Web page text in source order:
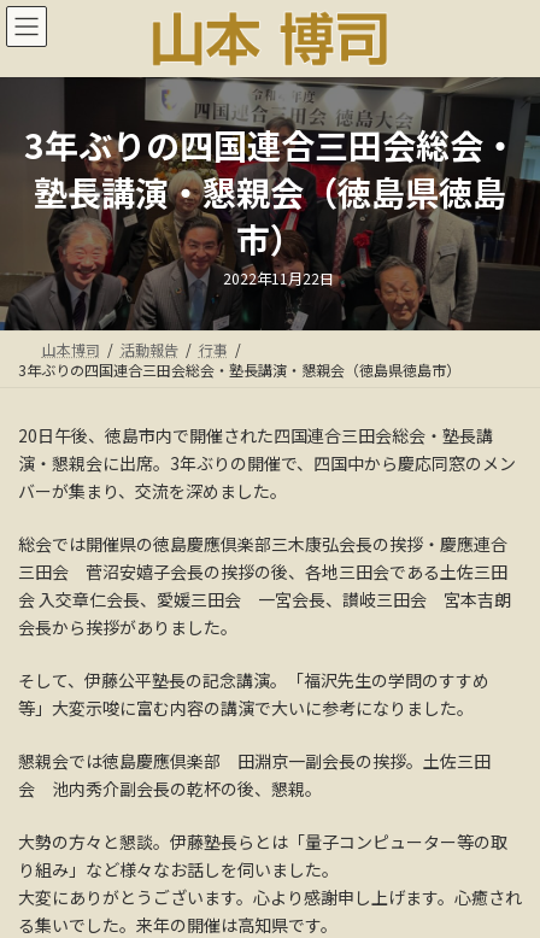
コ
ン
ン
ナ
ビ
ー
3年ぶりの四国連合三田会総会・
塾長講演・懇親会（徳島県徳島
市）
最
終
新
日
時
:
2022年11月22日
山本博司 活動報告
行事
3年ぶりの四国連合三田会総会・塾長講演・懇親会（徳島県徳島市）
20日午後、徳島市内で開催された四国連合三田会総会・塾長講
演・懇親会に出席。3年ぶりの開催で、四国中から慶応同窓のメン
バーが集まり、交流を深めました。
総会では開催県の徳島慶應倶楽部三木康弘会長の挨拶・慶應連合
三田会 菅沼安嬉子会長の挨拶の後、各地三田会である土佐三田
会 入交章仁会長、愛媛三田会 一宮会長、讃岐三田会 宮本吉朗
会長から挨拶がありました。
そして、伊藤公平塾長の記念講演。「福沢先生の学問のすすめ
等」大変示唆に富む内容の講演で大いに参考になりました。
懇親会では徳島慶應倶楽部 田淵京一副会長の挨拶。土佐三田
会 池内秀介副会長の乾杯の後、懇親。
大勢の方々と懇談。伊藤塾長らとは「量子コンピューター等の取
り組み」など様々なお話しを伺いました。
大変にありがとうございます。心より感謝申し上げます。心癒され
る集いでした。来年の開催は高知県です。